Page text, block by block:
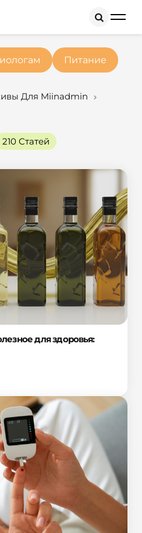
Питание
Для Miinadmin
210 Статей
для здоровья: